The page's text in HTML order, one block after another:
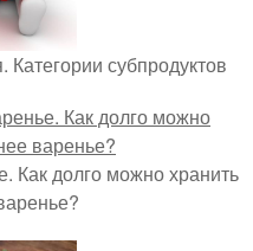
субпродуктов
Как долго можно хранить